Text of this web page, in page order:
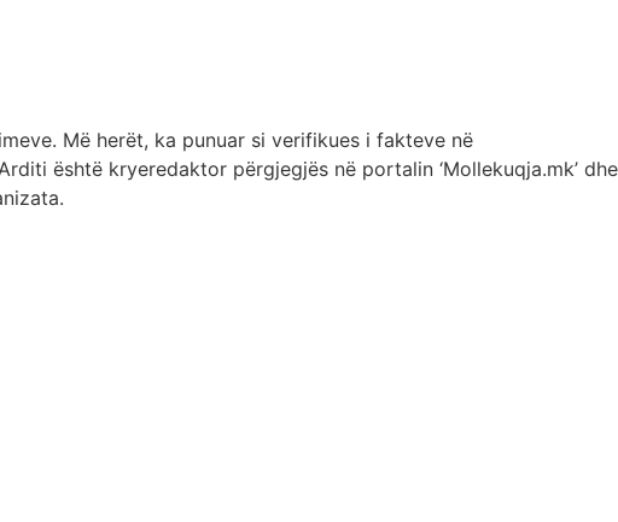
Më herët, ka punuar si verifikues i fakteve në
është kryeredaktor përgjegjës në portalin ‘Mollekuqja.mk’ dhe